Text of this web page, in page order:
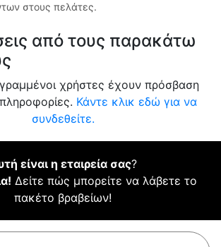
στους πελάτες.
από τους παρακάτω
χρήστες έχουν πρόσβαση
Κάντε κλικ εδώ για να
συνδεθείτε.
είναι η εταιρεία σας?
Δείτε πώς μπορείτε να λάβετε το
πακέτο βραβείων!